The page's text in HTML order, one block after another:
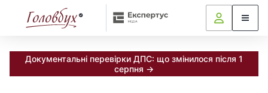
Документальні перевірки ДПС: що змінилося після 1
серпня →